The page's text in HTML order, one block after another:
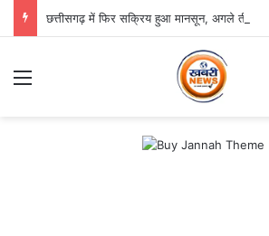
छत्तीसगढ़ में फिर सक्रिय हुआ मानसून, अगले तीन दिन
Menu